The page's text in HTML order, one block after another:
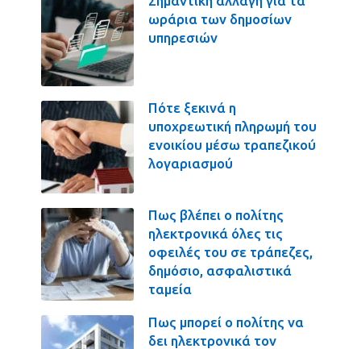
ωράρια των δημοσίων
υπηρεσιών
Πότε ξεκινά η
υποχρεωτική πληρωμή του
ενοικίου μέσω τραπεζικού
λογαριασμού
Πως βλέπει ο πολίτης
ηλεκτρονικά όλες τις
οφειλές του σε τράπεζες,
δημόσιο, ασφαλιστικά
ταμεία
Πως μπορεί ο πολίτης να
δει ηλεκτρονικά τον